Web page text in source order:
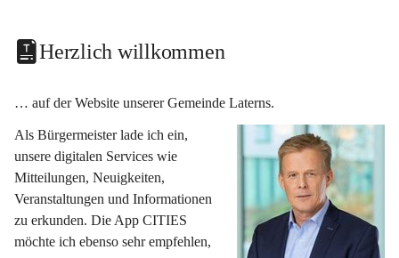
Herzlich willkommen
… auf der Website unserer Gemeinde Laterns.
Als Bürgermeister lade ich ein,
unsere digitalen Services wie
Mitteilungen, Neuigkeiten,
Veranstaltungen und Informationen
zu erkunden. Die App CITIES
möchte ich ebenso sehr empfehlen,